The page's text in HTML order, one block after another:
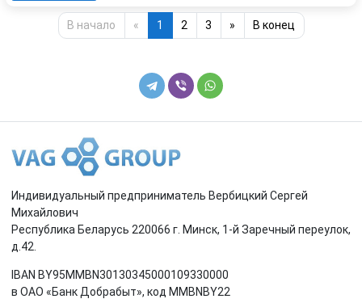
В начало « 1 2 3 » В конец
Индивидуальный предприниматель Вербицкий Сергей
Михайлович
Республика Беларусь 220066 г. Минск, 1-й Заречный переулок,
д.42.
IBAN BY95MMBN30130345000109330000
в ОАО «Банк Добрабыт», код MMBNBY22